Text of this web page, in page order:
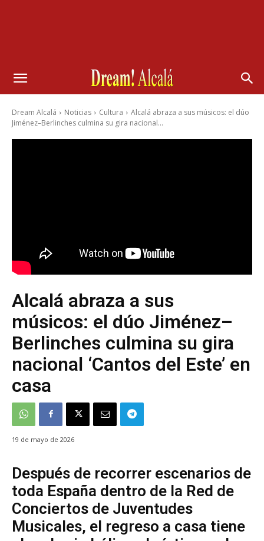
Dream Alcalá Noticias Cultura
Alcalá abraza a sus músicos: el dúo
Jiménez–Berlinches culmina su gira nacional...
Alcalá abraza a sus
músicos: el dúo Jiménez–
Berlinches culmina su gira
nacional ‘Cantos del Este’ en
casa
19 de mayo de 2026
Después de recorrer escenarios de
toda España dentro de la Red de
Conciertos de Juventudes
Musicales, el regreso a casa tiene